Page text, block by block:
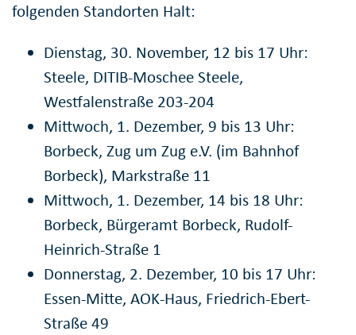
folgenden Standorten Halt:
Dienstag, 30. November, 12 bis 17 Uhr:
Steele, DITIB-Moschee Steele,
Westfalenstraße 203-204
Mittwoch, 1. Dezember, 9 bis 13 Uhr:
Borbeck, Zug um Zug e.V. (im Bahnhof
Borbeck), Markstraße 11
Mittwoch, 1. Dezember, 14 bis 18 Uhr:
Borbeck, Bürgeramt Borbeck, Rudolf-
Heinrich-Straße 1
Donnerstag, 2. Dezember, 10 bis 17 Uhr:
Essen-Mitte, AOK-Haus, Friedrich-Ebert-
Straße 49